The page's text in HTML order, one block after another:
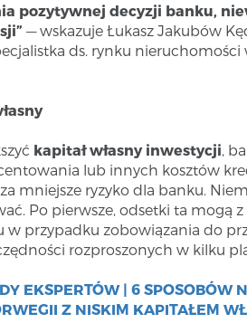
pozytywnej decyzji banku,
— wskazuje Łukasz Jakubów
ds. rynku nieruchomości
kapitał własny inwestycji,
lub innych kosztów
mniejsze ryzyko dla banku.
Po pierwsze, odsetki ta mogą z
przypadku zobowiązania do
rozproszonych w kilku
EKSPERTÓW | 6 SPOSOBÓW
Z NISKIM KAPITAŁEM